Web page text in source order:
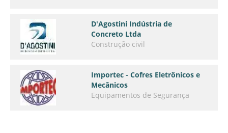
D'Agostini Indústria de
Concreto Ltda
Construção civil
Importec - Cofres Eletrônicos e
Mecânicos
Equipamentos de Segurança